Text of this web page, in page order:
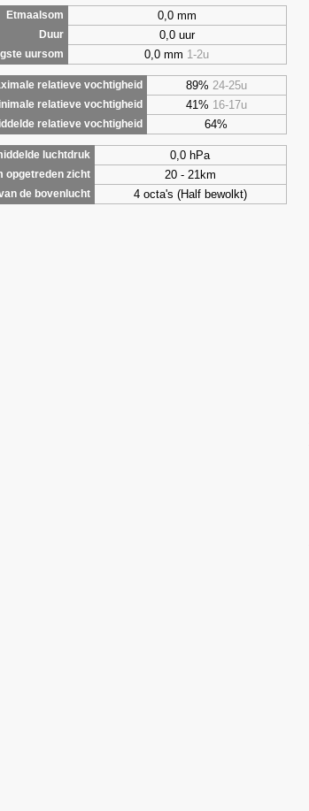
Etmaalsom
0,0 mm
Duur 0,0 uur
uursom 0,0 mm 1-2u
relatieve vochtigheid
89% 24-25u
relatieve vochtigheid 41% 16-17u
relatieve vochtigheid 64%
luchtdruk
0,0 hPa
opgetreden zicht 20 - 21km
de bovenlucht 4 octa's (Half bewolkt)